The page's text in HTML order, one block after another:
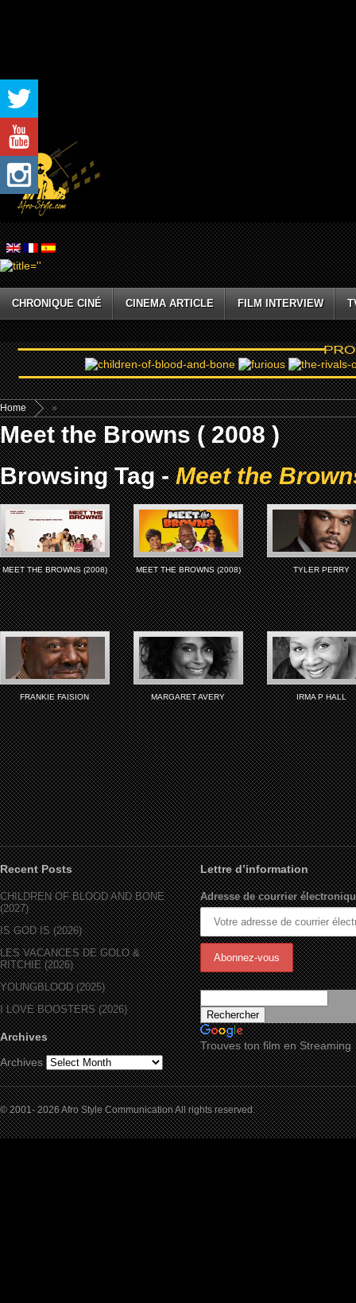
CHRONIQUE CINÉ CINEMA ARTICLE FILM INTERVIEW
Home »
Meet the Browns ( 2008 )
Browsing Tag -Meet the
MEET THE BROWNS (2008) MEET THE BROWNS (2008) TYLER PERRY
FRANKIE FAISION MARGARET AVERY IRMA P HALL
Recent Posts
CHILDREN OF BLOOD AND BONE
(2027)
IS GOD IS (2026)
LES VACANCES DE GOLO &
RITCHIE (2026)
YOUNGBLOOD (2025)
I LOVE BOOSTERS (2026)
Archives
Archives
Lettre d’information
Adresse de courrier
Trouves ton film en Streaming
© 2001- 2026 Afro Style Communication All rights reserved.